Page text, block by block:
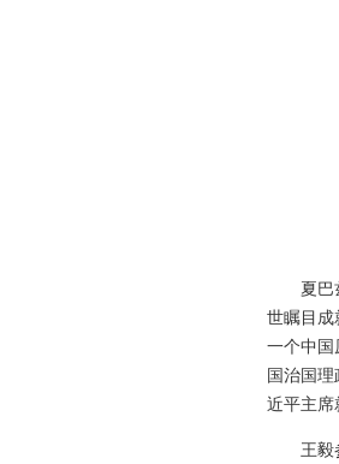
夏巴
世瞩目成
一个中国
国治国
近平主席
王毅